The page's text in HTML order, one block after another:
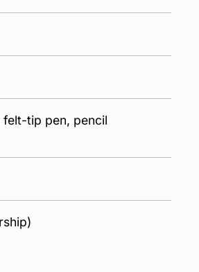
tip pen, pencil